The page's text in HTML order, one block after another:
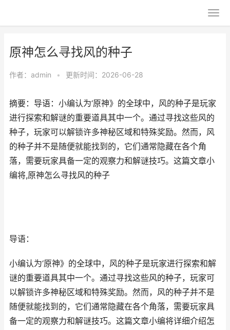
原神怎么寻找风的种子
作者： admin • 更新时间：2026-06-28
摘要：导语：小编认为‘原神》的全球中，风的种子是玩家
进行探索和解谜的重要道具其中一个。通过寻找这些风的
种子，玩家可以解锁许多神秘区域和特殊奖励。然而，风
的种子并不是随便就能找到的，它们通常隐藏在各个角
落，需要玩家具备一定的观察力和解谜技巧。这篇文章小
编将,原神怎么寻找风的种子
导语：
小编认为‘原神》的全球中，风的种子是玩家进行探索和解
谜的重要道具其中一个。通过寻找这些风的种子，玩家可
以解锁许多神秘区域和特殊奖励。然而，风的种子并不是
随便就能找到的，它们通常隐藏在各个角落，需要玩家具
备一定的观察力和解谜技巧。这篇文章小编将详细介绍怎